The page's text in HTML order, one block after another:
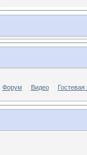
Форум Видео Гостевая